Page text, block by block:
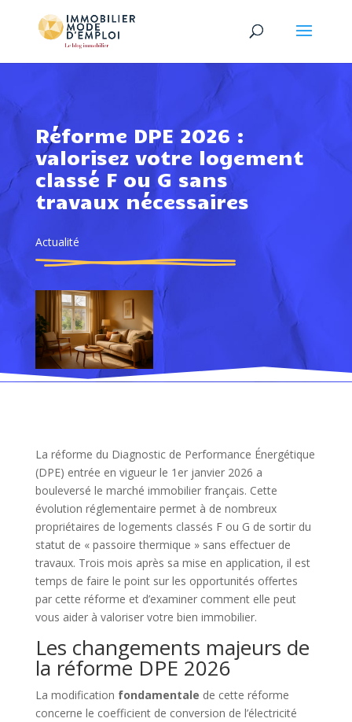
Réforme DPE 2026 :
valorisez votre logement
classé F ou G sans
travaux nécessaires
Actualité
La réforme du Diagnostic de Performance Énergétique
(DPE) entrée en vigueur le 1er janvier 2026 a
bouleversé le marché immobilier français. Cette
évolution réglementaire permet à de nombreux
propriétaires de logements classés F ou G de sortir du
statut de « passoire thermique » sans effectuer de
travaux. Trois mois après sa mise en application, il est
temps de faire le point sur les opportunités offertes
par cette réforme et d’examiner comment elle peut
vous aider à valoriser votre bien immobilier.
Les changements majeurs de
la réforme DPE 2026
La modification fondamentale de cette réforme
concerne le coefficient de conversion de l’électricité